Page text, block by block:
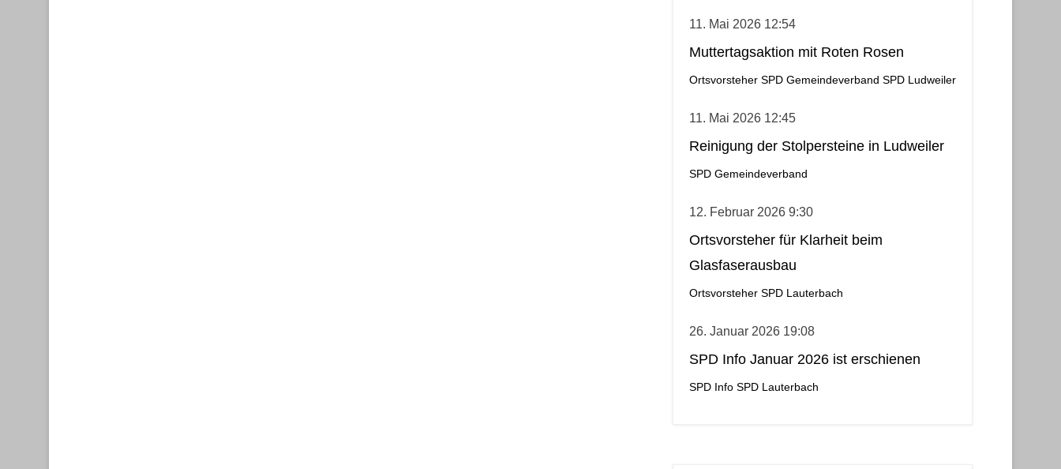
11. Mai 2026 12:54
Muttertagsaktion mit Roten Rosen
Ortsvorsteher SPD Gemeindeverband SPD Ludweiler
11. Mai 2026 12:45
Reinigung der Stolpersteine in Ludweiler
SPD Gemeindeverband
12. Februar 2026 9:30
Ortsvorsteher für Klarheit beim
Glasfaserausbau
Ortsvorsteher SPD Lauterbach
26. Januar 2026 19:08
SPD Info Januar 2026 ist erschienen
SPD Info SPD Lauterbach